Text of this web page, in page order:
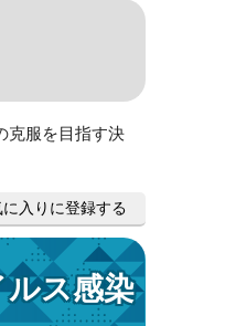
克服を目指す決
ルス感染
に入りに登録する